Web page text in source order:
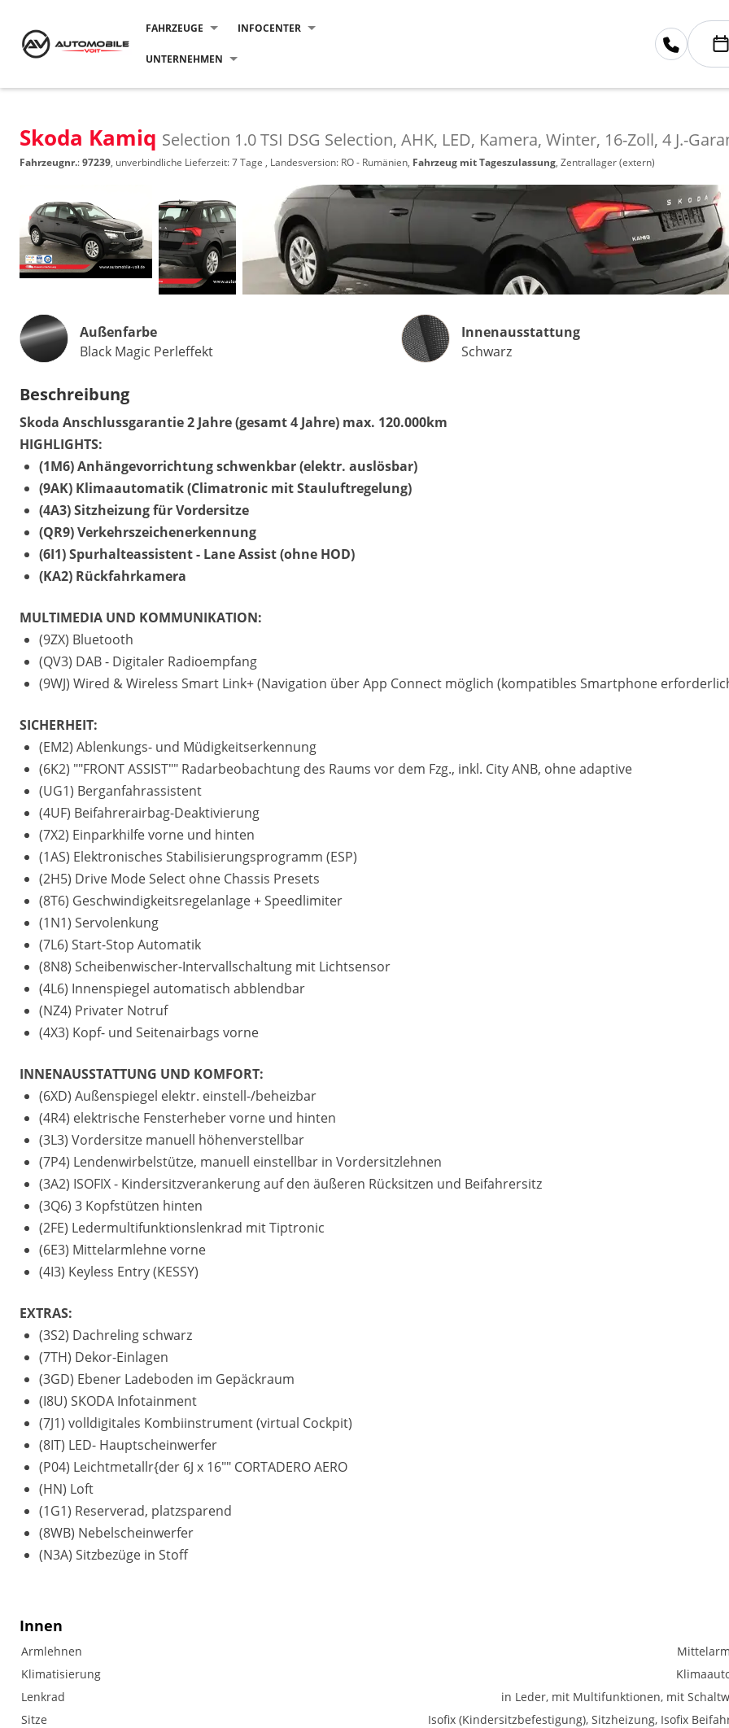
FAHRZEUGE INFOCENTER
UNTERNEHMEN
Skoda Kamiq Selection 1.0 TSI DSG Selection, AHK, LED, Kamera, Winter, 16-Zoll, 4 J.-
Fahrzeugnr.:97239, unverbindliche Lieferzeit:7 Tage , Landesversion: RO - Rumänien, Fahrzeug mit Tageszulassung, Zentrallager (extern)
Außenfarbe
Black Magic Perleffekt
InnenausstattungInnenausstattung
Schwarz
Beschreibung
Skoda Anschlussgarantie 2 Jahre (gesamt 4 Jahre) max. 120.000km
HIGHLIGHTS:
(1M6) Anhängevorrichtung schwenkbar (elektr. auslösbar)
(9AK) Klimaautomatik (Climatronic mit Stauluftregelung)
(4A3) Sitzheizung für Vordersitze
(QR9) Verkehrszeichenerkennung
(6I1) Spurhalteassistent - Lane Assist (ohne HOD)
(KA2) Rückfahrkamera
MULTIMEDIA UND KOMMUNIKATION:
(9ZX) Bluetooth
(QV3) DAB - Digitaler Radioempfang
(9WJ) Wired & Wireless Smart Link+ (Navigation über App Connect möglich (kompatibles Smartphone
SICHERHEIT:
(EM2) Ablenkungs- und Müdigkeitserkennung
(6K2) ""FRONT ASSIST"" Radarbeobachtung des Raums vor dem Fzg., inkl. City ANB, ohne adaptive
(UG1) Berganfahrassistent
(4UF) Beifahrerairbag-Deaktivierung
(7X2) Einparkhilfe vorne und hinten
(1AS) Elektronisches Stabilisierungsprogramm (ESP)
(2H5) Drive Mode Select ohne Chassis Presets
(8T6) Geschwindigkeitsregelanlage + Speedlimiter
(1N1) Servolenkung
(7L6) Start-Stop Automatik
(8N8) Scheibenwischer-Intervallschaltung mit Lichtsensor
(4L6) Innenspiegel automatisch abblendbar
(NZ4) Privater Notruf
(4X3) Kopf- und Seitenairbags vorne
INNENAUSSTATTUNG UND KOMFORT:
(6XD) Außenspiegel elektr. einstell-/beheizbar
(4R4) elektrische Fensterheber vorne und hinten
(3L3) Vordersitze manuell höhenverstellbar
(7P4) Lendenwirbelstütze, manuell einstellbar in Vordersitzlehnen
(3A2) ISOFIX - Kindersitzverankerung auf den äußeren Rücksitzen und Beifahrersitz
(3Q6) 3 Kopfstützen hinten
(2FE) Ledermultifunktionslenkrad mit Tiptronic
(6E3) Mittelarmlehne vorne
(4I3) Keyless Entry (KESSY)
EXTRAS:
(3S2) Dachreling schwarz
(7TH) Dekor-Einlagen
(3GD) Ebener Ladeboden im Gepäckraum
(I8U) SKODA Infotainment
(7J1) volldigitales Kombiinstrument (virtual Cockpit)
(8IT) LED- Hauptscheinwerfer
(P04) Leichtmetallr{der 6J x 16"" CORTADERO AERO
(HN) Loft
(1G1) Reserverad, platzsparend
(8WB) Nebelscheinwerfer
(N3A) Sitzbezüge in Stoff
Innen
Armlehnen
Klimatisierung
Lenkrad
in Leder, mit Multifunktionen, mit
Sitze
Isofix (Kindersitzbefestigung), Sitzheizung, Isofix